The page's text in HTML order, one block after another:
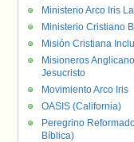
Ministerio Arco Iris
Ministerio Cristiano
Misión Cristiana
Misioneros
Jesucristo
Movimiento Arco Iris
OASIS (California)
Peregrino
Bíblica)